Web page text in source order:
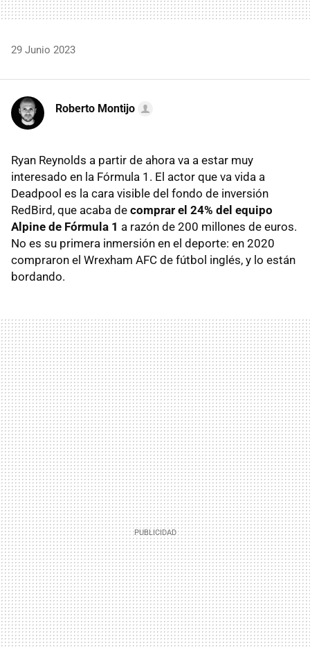
29 Junio 2023
Roberto Montijo
Ryan Reynolds a partir de ahora va a estar muy
interesado en la Fórmula 1. El actor que va vida a
Deadpool es la cara visible del fondo de inversión
RedBird, que acaba de comprar el 24% del equipo
Alpine de Fórmula 1 a razón de 200 millones de euros.
No es su primera inmersión en el deporte: en 2020
compraron el Wrexham AFC de fútbol inglés, y lo están
bordando.